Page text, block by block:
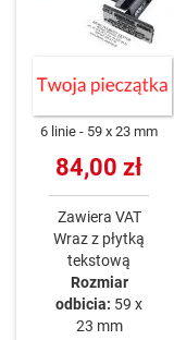
6 linie 59 x 23 mm
84,00 zł
Zawiera VAT
Wraz z płytką
tekstową
Rozmiar
odbicia: 59 x
23 mm